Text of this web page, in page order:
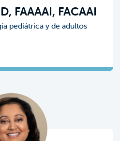
FAAAAI, FACAAI
pediátrica y de adultos